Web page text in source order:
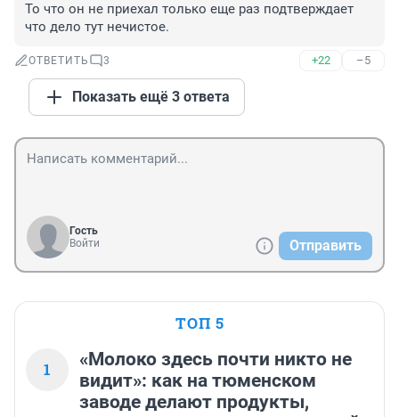
То что он не приехал только еще раз подтверждает
что дело тут нечистое.
ОТВЕТИТЬ 3 +22 –5
Показать ещё 3 ответа
Гость
Войти
Отправить
ТОП 5
1
«Молоко здесь почти никто не
видит»: как на тюменском
заводе делают продукты,